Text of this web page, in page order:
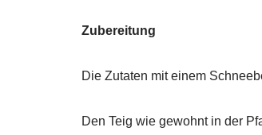
Zubereitung
Die Zutaten mit einem
Den Teig wie gewohnt in der